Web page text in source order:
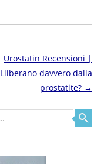
Urostatin Recensioni |
Lliberano davvero dalla
prostatite? →